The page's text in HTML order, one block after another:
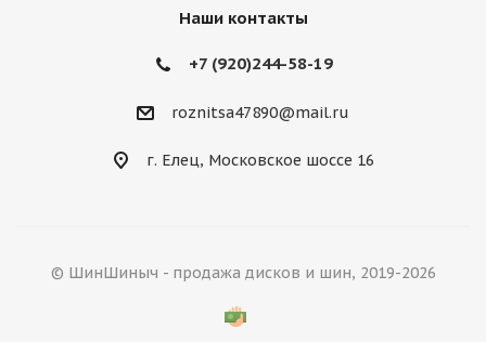
Наши контакты
+7 (920)244-58-19
roznitsa47890@mail.ru
г. Елец, Московское шоссе 16
© ШинШиныч - продажа дисков и шин, 2019-2026